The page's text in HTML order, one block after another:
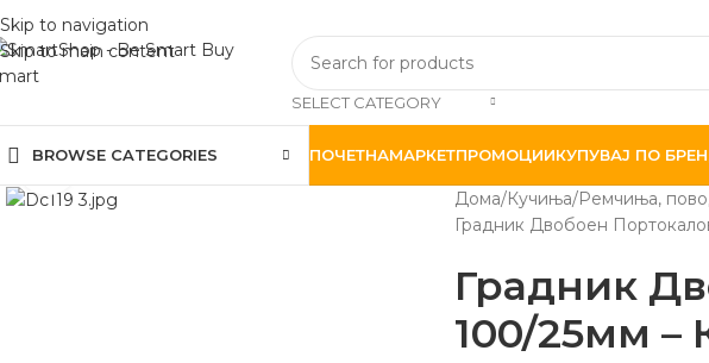
Skip to navigation
Skip to main content
SELECT CATEGORY
BROWSE CATEGORIES ПОЧЕТНАМАРКЕТПРОМОЦИИКУПУВАЈ ПО
Click to enlarge
Дома Кучиња Ремчиња,
Градник Двобоен
Градник
100/25мм –